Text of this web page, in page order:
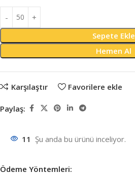
Sepete Ekle
Hemen Al
Karşılaştır Favorilere ekle
Paylaş:
11 Şu anda bu ürünü inceliyor.
Ödeme Yöntemleri: